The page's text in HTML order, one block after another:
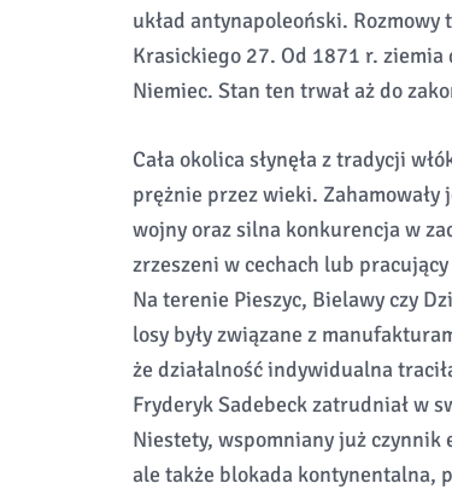
układ antynapoleoński.
Krasickiego 27. Od 1871 r. ziemia
Niemiec. Stan ten trwał aż do
Cała okolica słynęła z tradycji
prężnie przez wieki. Zahamowały
wojny oraz silna konkurencja w
zrzeszeni w cechach lub
Na terenie Pieszyc, Bielawy czy
losy były związane z
że działalność indywidualna
Fryderyk Sadebeck zatrudniał w
Niestety, wspomniany już czynnik
ale także blokada kontynentalna,